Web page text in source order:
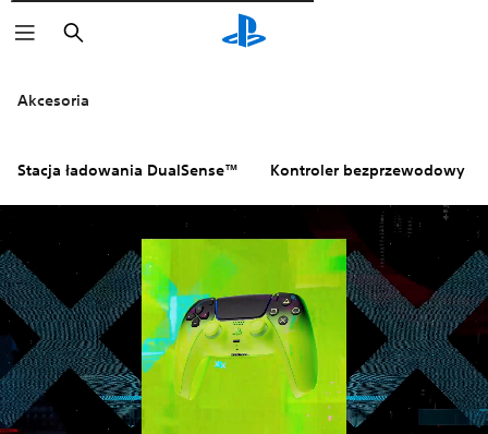
Wyszukaj
Akcesoria
Stacja ładowania DualSense™ Kontroler bezprzewodowy
Klikaj w ikony